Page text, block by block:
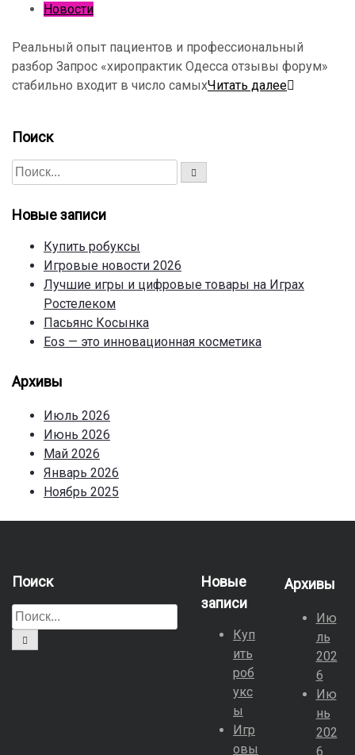
Новости
Реальный опыт пациентов и профессиональный
разбор Запрос «хиропрактик Одесса отзывы форум»
стабильно входит в число самыхЧитать далее
Поиск
П
о
и
П
о
Новые записи
Купить робуксы
Игровые новости 2026
Лучшие игры и цифровые товары на Играх
Ростелеком
Пасьянс Косынка
Eos — это инновационная косметика
Архивы
Июль 2026
Июнь 2026
Май 2026
Январь 2026
Ноябрь 2025
Поиск
П
о
и
П
о
Новые
записи
Куп
ить
роб
укс
ы
Игр
овы
Архивы
Ию
ль
202
6
Ию
нь
202
6